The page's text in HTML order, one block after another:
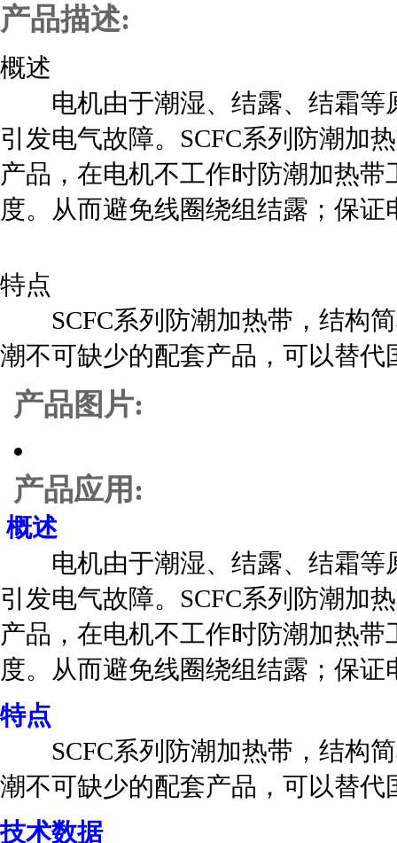
产品描述:
概述
电机由于潮湿、结露、结霜等
引发电气故障。SCFC系列防潮加
产品，在电机不工作时防潮加热
度。从而避免线圈绕组结露；保
特点
SCFC系列防潮加热带，结构简
潮不可缺少的配套产品，可以替代
产品图片:
产品应用:
概述
电机由于潮湿、结露、结霜等
引发电气故障。SCFC系列防潮加
产品，在电机不工作时防潮加热
度。从而避免线圈绕组结露；保
特点
SCFC系列防潮加热带，结构简
潮不可缺少的配套产品，可以替代
技术数据